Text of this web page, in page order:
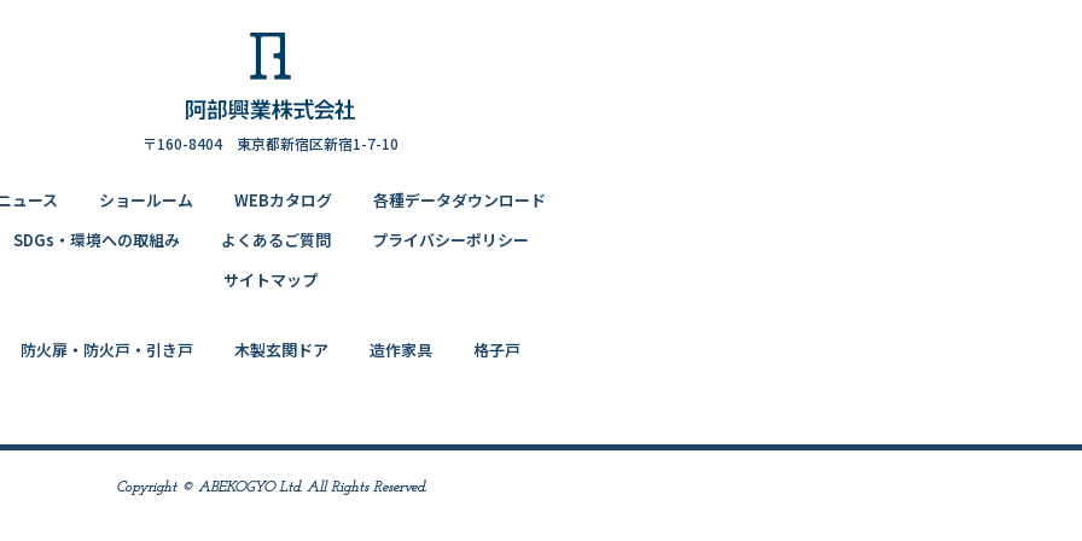
〒160-8404 東京都新宿区新宿1-7-10
ュース ショールーム WEBカタログ
各種データダウンロード
SDGs・環境への取組み
よくあるご質問
プライバシーポリシー
サイトマップ
防火扉・防火戸・引き戸 木製玄関ドア 造作家具 格子戸
Copyright © ABEKOGYO Ltd. All Rights Reserved.